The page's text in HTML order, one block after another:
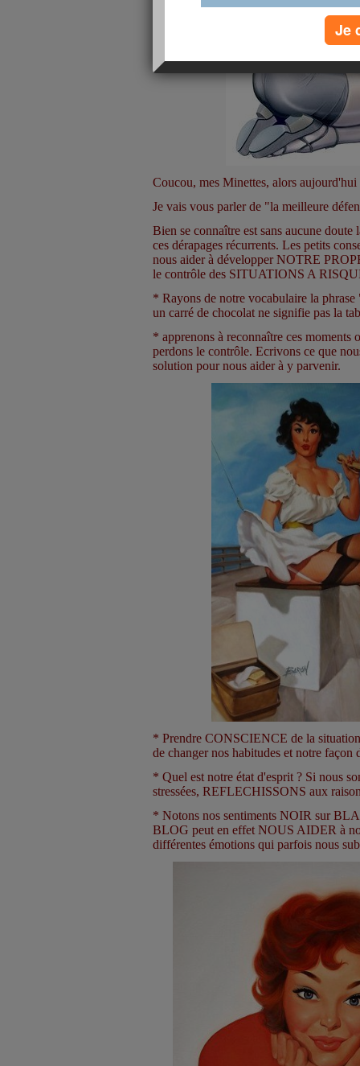
Coucou, mes Minettes, alors
Je vais vous parler de "la meilleure
Bien se connaître est sans aucune
ces dérapages récurrents. Les petits
nous aider à développer NOTRE
le contrôle des SITUATIONS A
* Rayons de notre vocabulaire la
un carré de chocolat ne signifie pas la
* apprenons à reconnaître ces moments
perdons le contrôle. Ecrivons ce que
solution pour nous aider à y parvenir.
* Prendre CONSCIENCE de la
de changer nos habitudes et notre façon
* Quel est notre état d'esprit ? Si nous
stressées, REFLECHISSONS aux
* Notons nos sentiments NOIR sur
BLOG peut en effet NOUS AIDER à
différentes émotions qui parfois nous
Je